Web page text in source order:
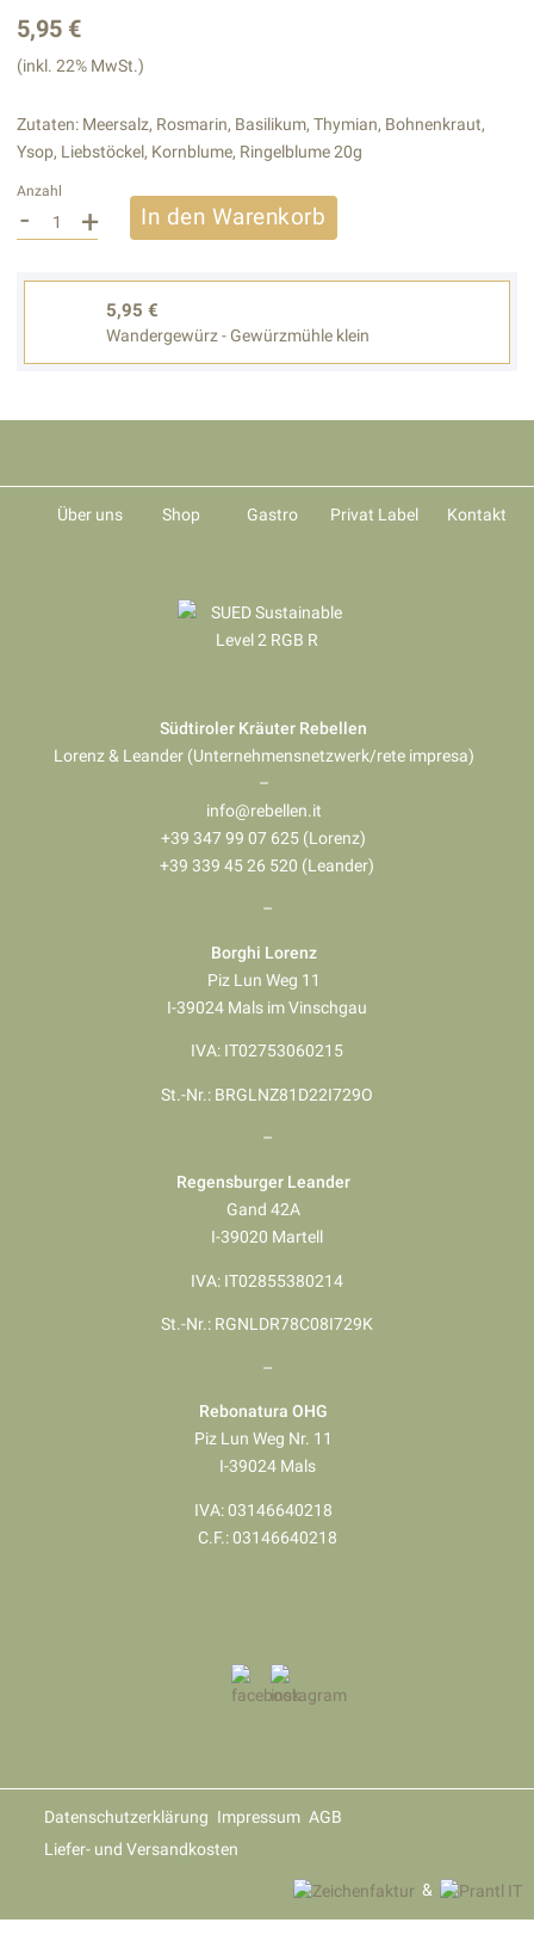
5,95 €
(inkl. 22% MwSt.)
Zutaten: Meersalz, Rosmarin, Basilikum, Thymian, Bohnenkraut,
Ysop, Liebstöckel, Kornblume, Ringelblume 20g
Anzahl
- + In den Warenkorb
5,95 €
Wandergewürz - Gewürzmühle klein
Über uns Shop Gastro Privat Label Kontakt
Südtiroler Kräuter Rebellen
Lorenz & Leander (Unternehmensnetzwerk/rete impresa)
–
info@rebellen.it
+39 347 99 07 625 (Lorenz)
+39 339 45 26 520 (Leander)
–
Borghi Lorenz
Piz Lun Weg 11
I-39024 Mals im Vinschgau
IVA: IT02753060215
St.-Nr.: BRGLNZ81D22I729O
–
Regensburger Leander
Gand 42A
I-39020 Martell
IVA: IT02855380214
St.-Nr.: RGNLDR78C08I729K
–
Rebonatura OHG
Piz Lun Weg Nr. 11
I-39024 Mals
IVA: 03146640218
​​​​​​​C.F.: 03146640218
Datenschutzerklärung Impressum AGB
Liefer- und Versandkosten
&